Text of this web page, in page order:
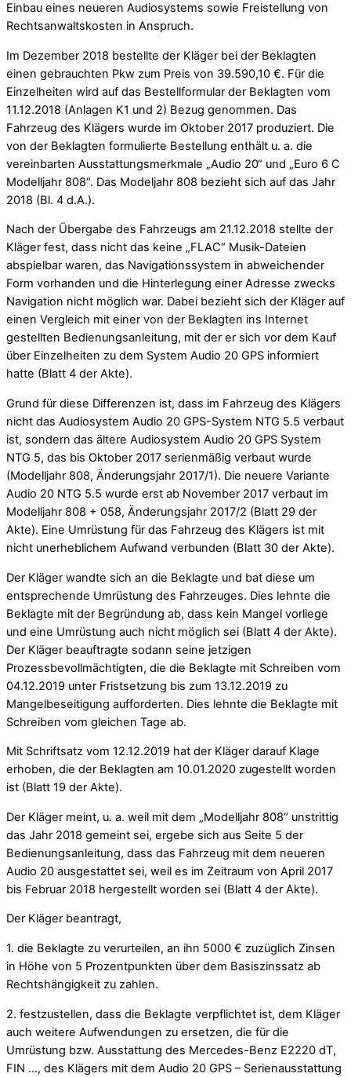
Einbau eines neueren Audiosystems sowie Freistellung von
Rechtsanwaltskosten in Anspruch.
Im Dezember 2018 bestellte der Kläger bei der Beklagten
einen gebrauchten Pkw zum Preis von 39.590,10 €. Für die
Einzelheiten wird auf das Bestellformular der Beklagten vom
11.12.2018 (Anlagen K1 und 2) Bezug genommen. Das
Fahrzeug des Klägers wurde im Oktober 2017 produziert. Die
von der Beklagten formulierte Bestellung enthält u. a. die
vereinbarten Ausstattungsmerkmale „Audio 20“ und „Euro 6 C
Modelljahr 808“. Das Modeljahr 808 bezieht sich auf das Jahr
2018 (Bl. 4 d.A.).
Nach der Übergabe des Fahrzeugs am 21.12.2018 stellte der
Kläger fest, dass nicht das keine „FLAC“ Musik-Dateien
abspielbar waren, das Navigationssystem in abweichender
Form vorhanden und die Hinterlegung einer Adresse zwecks
Navigation nicht möglich war. Dabei bezieht sich der Kläger auf
einen Vergleich mit einer von der Beklagten ins Internet
gestellten Bedienungsanleitung, mit der er sich vor dem Kauf
über Einzelheiten zu dem System Audio 20 GPS informiert
hatte (Blatt 4 der Akte).
Grund für diese Differenzen ist, dass im Fahrzeug des Klägers
nicht das Audiosystem Audio 20 GPS-System NTG 5.5 verbaut
ist, sondern das ältere Audiosystem Audio 20 GPS System
NTG 5, das bis Oktober 2017 serienmäßig verbaut wurde
(Modelljahr 808, Änderungsjahr 2017/1). Die neuere Variante
Audio 20 NTG 5.5 wurde erst ab November 2017 verbaut im
Modelljahr 808 + 058, Änderungsjahr 2017/2 (Blatt 29 der
Akte). Eine Umrüstung für das Fahrzeug des Klägers ist mit
nicht unerheblichem Aufwand verbunden (Blatt 30 der Akte).
Der Kläger wandte sich an die Beklagte und bat diese um
entsprechende Umrüstung des Fahrzeuges. Dies lehnte die
Beklagte mit der Begründung ab, dass kein Mangel vorliege
und eine Umrüstung auch nicht möglich sei (Blatt 4 der Akte).
Der Kläger beauftragte sodann seine jetzigen
Prozessbevollmächtigten, die die Beklagte mit Schreiben vom
04.12.2019 unter Fristsetzung bis zum 13.12.2019 zu
Mangelbeseitigung aufforderten. Dies lehnte die Beklagte mit
Schreiben vom gleichen Tage ab.
Mit Schriftsatz vom 12.12.2019 hat der Kläger darauf Klage
erhoben, die der Beklagten am 10.01.2020 zugestellt worden
ist (Blatt 19 der Akte).
Der Kläger meint, u. a. weil mit dem „Modelljahr 808“ unstrittig
das Jahr 2018 gemeint sei, ergebe sich aus Seite 5 der
Bedienungsanleitung, dass das Fahrzeug mit dem neueren
Audio 20 ausgestattet sei, weil es im Zeitraum von April 2017
bis Februar 2018 hergestellt worden sei (Blatt 4 der Akte).
Der Kläger beantragt,
1. die Beklagte zu verurteilen, an ihn 5000 € zuzüglich Zinsen
in Höhe von 5 Prozentpunkten über dem Basiszinssatz ab
Rechtshängigkeit zu zahlen.
2. festzustellen, dass die Beklagte verpflichtet ist, dem Kläger
auch weitere Aufwendungen zu ersetzen, die für die
Umrüstung bzw. Ausstattung des Mercedes-Benz E2220 dT,
FIN …, des Klägers mit dem Audio 20 GPS – Serienausstattung